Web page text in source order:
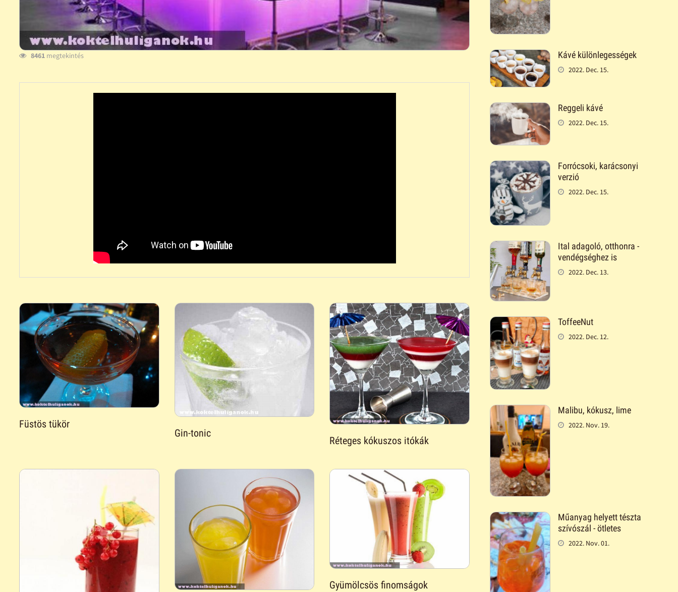
8461 megtekintés
Füstös tükör
Gin-tonic
Réteges kókuszos itókák
Gyümölcsös finomságok
Kávé különlegességek
2022. Dec. 15.
Reggeli kávé
2022. Dec. 15.
Forrócsoki, karácsonyi
verzió
2022. Dec. 15.
Ital adagoló, otthonra -
vendégséghez is
2022. Dec. 13.
ToffeeNut
2022. Dec. 12.
Malibu, kókusz, lime
2022. Nov. 19.
Műanyag helyett tészta
szívószál - ötletes
2022. Nov. 01.